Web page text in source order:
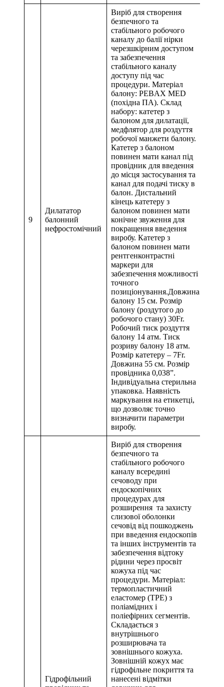
9
Дилататор
балонний
нефростомічний
Виріб для створення
безпечного та
стабільного робочого
каналу до балії нірки
черезшкірним доступом
та забезпечення
стабільного каналу
доступу під час
процедури. Матеріал
балону: PEBAX MED
(похідна ПА). Склад
набору: катетер з
балоном для дилатації,
медфлятор для роздуття
робочої манжети балону.
Катетер з балоном
повинен мати канал під
провідник для введення
до місця застосування та
канал для подачі тиску в
балон. Дистальний
кінець катетеру з
балоном повинен мати
конічне звуження для
покращення введення
виробу. Катетер з
балоном повинен мати
рентгенконтрастні
маркери для
забезпечення можливості
точного
позиціонування.Довжина
балону 15 см. Розмір
балону (роздутого до
робочого стану) 30Fr.
Робочий тиск роздуття
балону 14 атм. Тиск
розриву балону 18 атм.
Розмір катетеру – 7Fr.
Довжина 55 см. Розмір
провідника 0,038”.
Індивідуальна стерильна
упаковка. Наявність
маркування на етикетці,
що дозволяє точно
визначити параметри
виробу.
Гідрофільний
Виріб для створення
безпечного та
стабільного робочого
каналу всередині
сечоводу при
ендоскопічних
процедурах для
розширення та захисту
слизової оболонки
сечовід від пошкоджень
при введення ендоскопів
та інших інструментів та
забезпечення відтоку
рідини через просвіт
кожуха під час
процедури. Матеріал:
термопластичний
еластомер (TPE) з
поліамідних і
поліефірних сегментів.
Складається з
внутрішнього
розширювача та
зовнішнього кожуха.
Зовнішній кожух має
гідрофільне покриття та
нанесені відмітки